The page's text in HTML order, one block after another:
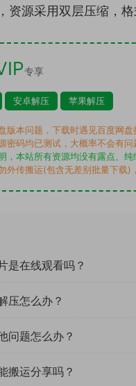
资源采用双层压缩，格
专享
安卓解压 苹果解压
本问题，下载时遇见百度网盘
码均已测试，大概率不会有问
，本站所有资源均没有露点、
传搬运(包含无差别批量下载)
是在线观看吗？
压怎么办？
问题怎么办？
搬运分享吗？